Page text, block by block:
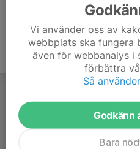
Vi använder oss av
webbplats ska fungera
även för webbanalys i
förbättra
Så
Godkänn
Bara